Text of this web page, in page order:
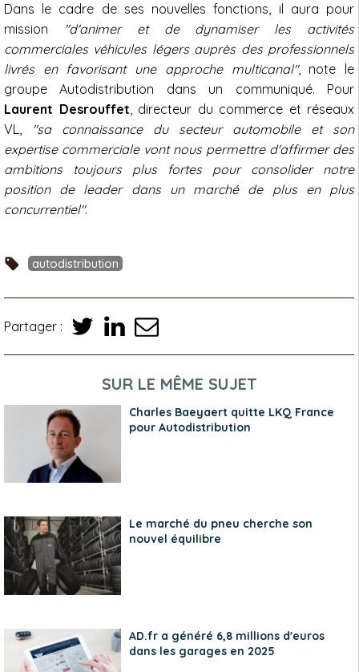
Dans le cadre de ses nouvelles fonctions, il aura pour
mission
"d'animer et de dynamiser les activités
commerciales véhicules légers auprès des professionnels
livrés en favorisant une approche multicanal", note le
groupe Autodistribution dans un communiqué. Pour
Laurent Desrouffet, directeur du commerce et réseaux
VL, "sa connaissance du secteur automobile et son
expertise commerciale vont nous permettre d'affirmer des
ambitions toujours plus fortes pour consolider notre
position de leader dans un marché de plus en plus
concurrentiel".
autodistribution
Partager :
SUR LE MÊME SUJET
Charles Baeyaert quitte LKQ France
pour Autodistribution
Le marché du pneu cherche son
nouvel équilibre
AD.fr a généré 6,8 millions d'euros
dans les garages en 2025